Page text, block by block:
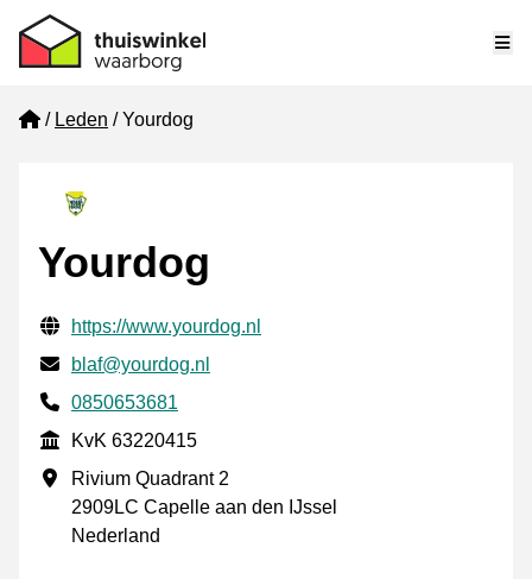
Home
Leden Yourdog
Yourdog
Gecontroleerde contactgegevens
Website URL
https://www.yourdog.nl
E-mail
blaf@yourdog.nl
Telefoonnummer
0850653681
KvK
KvK 63220415
Vestigingsadres
Rivium Quadrant 2
2909LC Capelle aan den IJssel
Nederland